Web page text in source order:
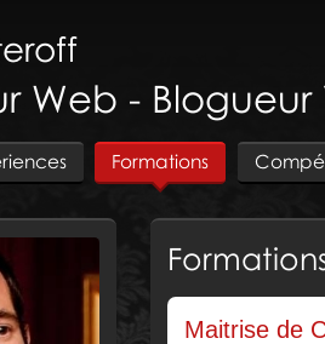
Web -
Formations
Maitrise de